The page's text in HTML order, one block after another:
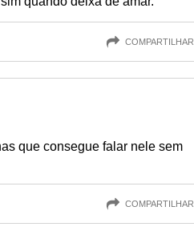
COMPARTILHAR
que consegue falar nele sem
COMPARTILHAR